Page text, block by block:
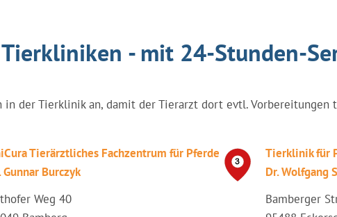
- mit 24-Stunden-
der Tierklinik an, damit der Tierarzt dort evtl. Vorbereitungen
Tierärztliches Fachzentrum für Pferde
Gunnar Burczyk
Weg 40
Tierklinik für
Dr. Wolfgang
Bamberger